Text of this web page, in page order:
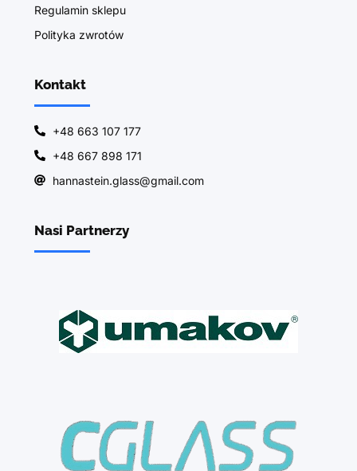
Regulamin sklepu
Polityka zwrotów
Kontakt
+48 663 107 177
+48 667 898 171
hannastein.glass@gmail.com
Nasi Partnerzy